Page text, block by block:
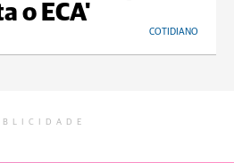
o ECA'
COTIDIANO